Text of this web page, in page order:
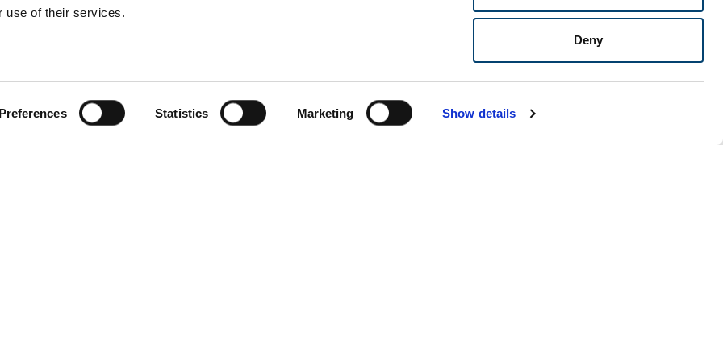
use of their services.
Preferences Statistics Marketing Show details
Deny
en inschrijfgeld
om een korte motivatie, studie-informatie en je